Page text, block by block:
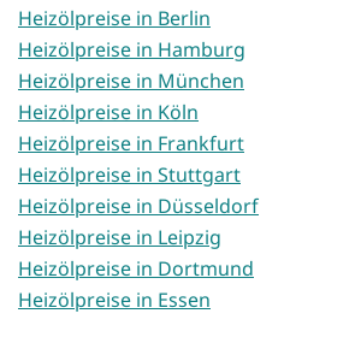
Heizölpreise in Berlin
Heizölpreise in Hamburg
Heizölpreise in München
Heizölpreise in Köln
Heizölpreise in Frankfurt
Heizölpreise in Stuttgart
Heizölpreise in Düsseldorf
Heizölpreise in Leipzig
Heizölpreise in Dortmund
Heizölpreise in Essen